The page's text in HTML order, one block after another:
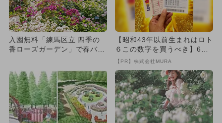
入園無料「練馬区立 四季の
香ローズガーデン」で春バラ
【昭和43年以前生まれはロト
６この数字を買うべき】6つ
の数字が「完全一致」する
方...
【PR】株式会社MURA